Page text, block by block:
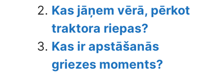
Kas jāņem vērā, pērkot
traktora riepas?
Kas ir apstāšanās
griezes moments?